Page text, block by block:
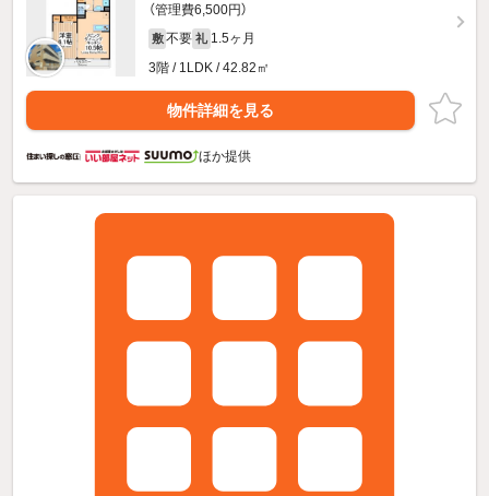
（管理費6,500円）
敷 不要 礼 1.5ヶ月
3階 / 1LDK / 42.82㎡
物件詳細を見る
ほか提供